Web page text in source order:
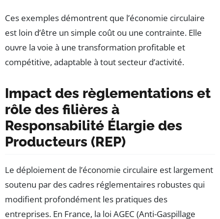
Ces exemples démontrent que l’économie circulaire
est loin d’être un simple coût ou une contrainte. Elle
ouvre la voie à une transformation profitable et
compétitive, adaptable à tout secteur d’activité.
Impact des règlementations et
rôle des filières à
Responsabilité Élargie des
Producteurs (REP)
Le déploiement de l’économie circulaire est largement
soutenu par des cadres réglementaires robustes qui
modifient profondément les pratiques des
entreprises. En France, la loi AGEC (Anti-Gaspillage